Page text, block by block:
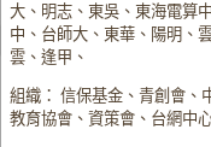
大、明志、東吳、東海電算
中、台師大、東華、陽明、
雲、逢甲、
組織： 信保基金、青創會、
教育協會、資策會、台網中